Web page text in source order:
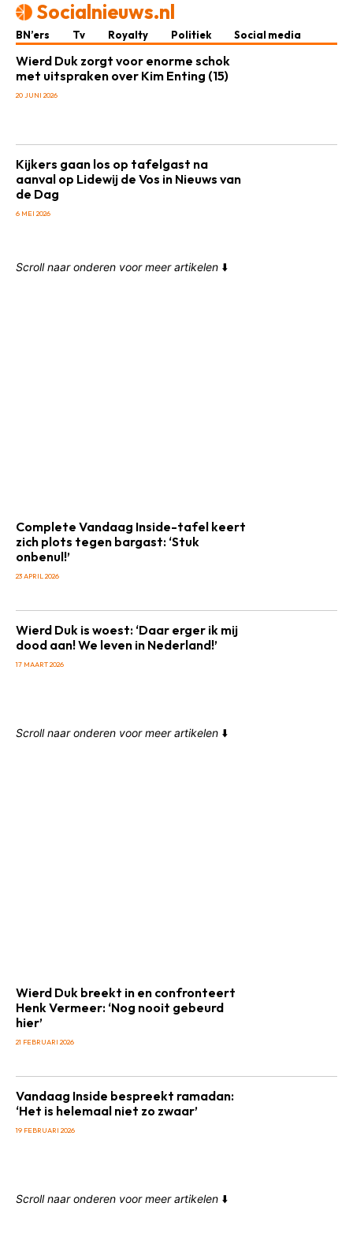
Socialnieuws.nl
BN’ers Tv Royalty Politiek Social media
Wierd Duk zorgt voor enorme schok
met uitspraken over Kim Enting (15)
20 JUNI 2026
Kijkers gaan los op tafelgast na
aanval op Lidewij de Vos in Nieuws van
de Dag
6 MEI 2026
Scroll naar onderen voor meer artikelen ⬇️
Complete Vandaag Inside-tafel keert
zich plots tegen bargast: ‘Stuk
onbenul!’
23 APRIL 2026
Wierd Duk is woest: ‘Daar erger ik mij
dood aan! We leven in Nederland!’
17 MAART 2026
Scroll naar onderen voor meer artikelen ⬇️
Wierd Duk breekt in en confronteert
Henk Vermeer: ‘Nog nooit gebeurd
hier’
21 FEBRUARI 2026
Vandaag Inside bespreekt ramadan:
‘Het is helemaal niet zo zwaar’
19 FEBRUARI 2026
Scroll naar onderen voor meer artikelen ⬇️